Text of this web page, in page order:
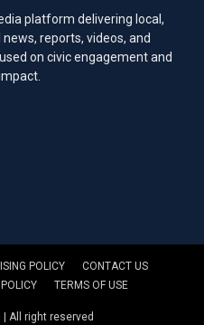
platform delivering local,
reports, videos, and
on civic engagement and
POLICY
CONTACT US
TERMS OF USE
All right reserved